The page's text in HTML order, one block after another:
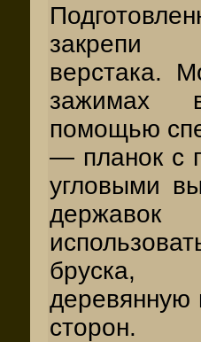
закрепи
верстака.
зажимах
помощью
— планок с
угловыми
деревянную
сторон.